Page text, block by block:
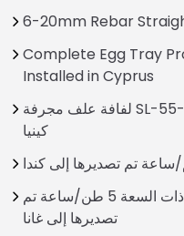
6-20mm Rebar
Complete Egg Tray
Installed in Cyprus
لفافة علف مجرفة SL-55-52 للحيازة في مزرعة الألبان في
كينيا
وحدة تقشير الفول السوداني ذات السعة 5 طن/ساعة تم
تصديرها إلى غانا